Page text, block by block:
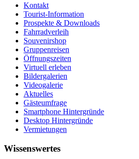
Kontakt
Tourist-Information
Prospekte & Downloads
Fahrradverleih
Souvenirshop
Gruppenreisen
Öffnungszeiten
Virtuell erleben
Bildergalerien
Videogalerie
Aktuelles
Gästeumfrage
Smartphone Hintergründe
Desktop Hintergründe
Vermietungen
Wissenswertes